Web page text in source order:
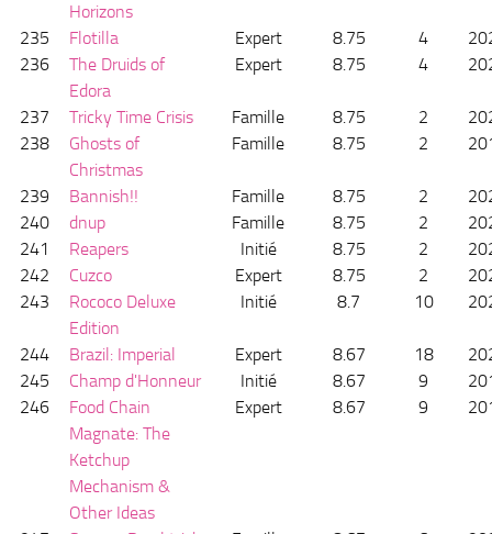
Horizons
235 Flotilla Expert 8.75 4
236
The Druids of
Edora
Expert 8.75 4
237 Tricky Time Crisis Famille 8.75 2
238
Ghosts of
Christmas
Famille 8.75 2
239 Bannish!! Famille 8.75 2
240
dnup Famille 8.75 2
241
Reapers Initié 8.75 2
242
Cuzco Expert 8.75 2
243
Rococo Deluxe
Edition
Initié 8.7 10
244 Brazil: Imperial Expert 8.67 18
245
Champ d'Honneur Initié 8.67 9
246
Food Chain
Magnate: The
Ketchup
Mechanism &
Other Ideas
Expert 8.67 9